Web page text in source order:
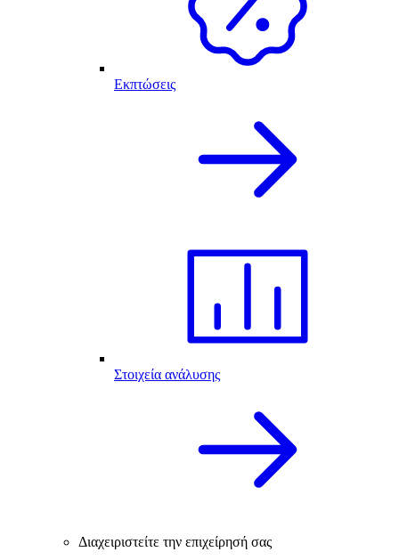
Εκπτώσεις
Στοιχεία ανάλυσης
Διαχειριστείτε την επιχείρησή σας